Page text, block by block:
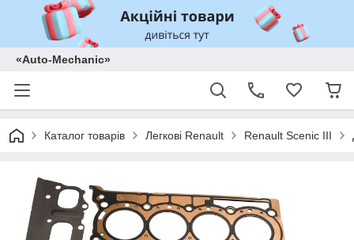
«Auto-Mechanic»
Каталог товарів Легкові Renault Renault Scenic III